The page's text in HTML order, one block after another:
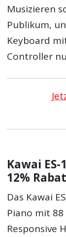
Musizieren
Publikum,
Keyboard
Controller
Kawai
12%
Das Kawai
Piano mit
Responsive